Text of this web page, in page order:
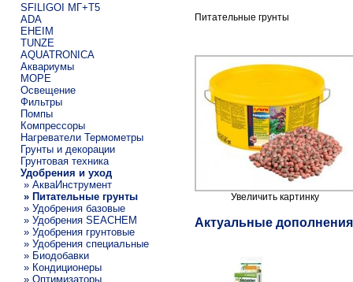
SFILIGOI МГ+Т5
ADA
EHEIM
TUNZE
AQUATRONICA
Аквариумы
МОРЕ
Освещение
Фильтры
Помпы
Компрессоры
Нагреватели Термометры
Грунты и декорации
Грунтовая техника
Удобрения и уход
» АкваИнструмент
» Питательные грунты
» Удобрения базовые
» Удобрения SEACHEM
» Удобрения грунтовые
» Удобрения специальные
» Биодобавки
» Кондиционеры
» Оптимизаторы
Питательные грунты
Увеличить картинку
Актуальные дополнения